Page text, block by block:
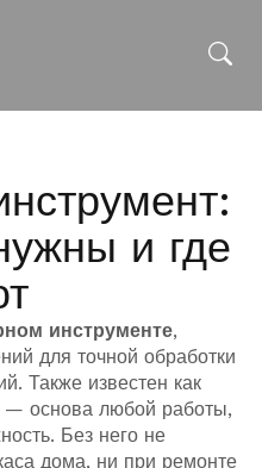
и где
инструменте,
для точной обработки
. Также известен как
— основа любой работы,
. Без него не
дома, ни при ремонте